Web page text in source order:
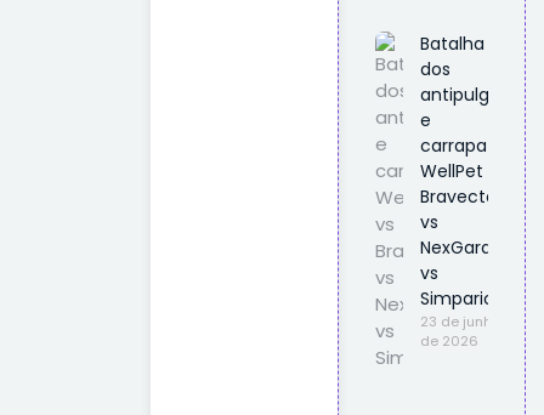
Batalha
dos
antipulgas
e
carrapatos
WellPet vs
Bravecto
vs
NexGard
vs
Simparic
23 de junho
de 2026